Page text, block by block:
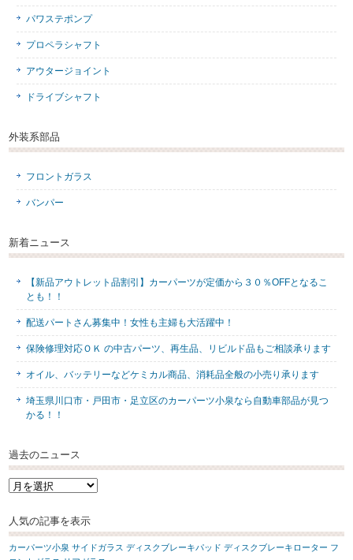
パワステポンプ
プロペラシャフト
アウタージョイント
ドライブシャフト
外装系部品
フロントガラス
バンパー
新着ニュース
【新品アウトレット品割引】カーパーツが定価から３０％OFFとなるこ
とも！！
配送パートさん募集中！女性も主婦も大活躍中！
保険修理対応ＯＫ の中古パーツ、再生品、リビルド品もご相談承ります
オイル、バッテリーなどケミカル商品、消耗品全般の小売り承ります
埼玉県川口市・戸田市・足立区のカーパーツ小泉なら自動車部品が見つ
かる！！
過去のニュース
過
ニ
人気の記事を表示
カーパーツ小泉 サイドガラス ディスクブレーキパッド ディスクブレーキローター フ